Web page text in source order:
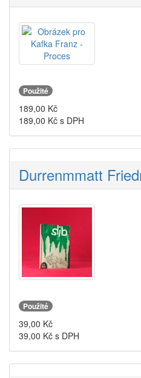
Použité
189,00 Kč
189,00 Kč s DPH
Durrenmmatt
Použité
39,00 Kč
39,00 Kč s DPH